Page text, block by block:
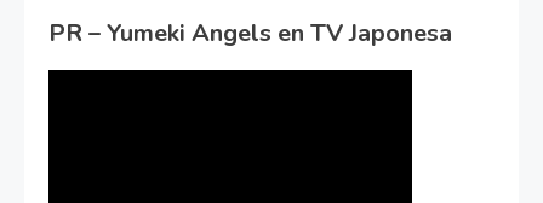
PR – Yumeki Angels en TV Japonesa